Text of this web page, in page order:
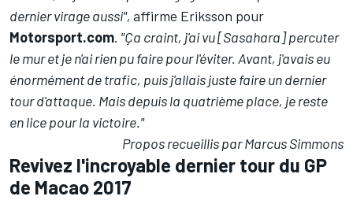
dernier virage aussi", affirme Eriksson pour
Motorsport.com. "Ça craint, j'ai vu [Sasahara] percuter
le mur et je n'ai rien pu faire pour l'éviter. Avant, j'avais eu
énormément de trafic, puis j'allais juste faire un dernier
tour d'attaque. Mais depuis la quatrième place, je reste
en lice pour la victoire."
Propos recueillis par Marcus Simmons
Revivez l'incroyable dernier tour du GP
de Macao 2017